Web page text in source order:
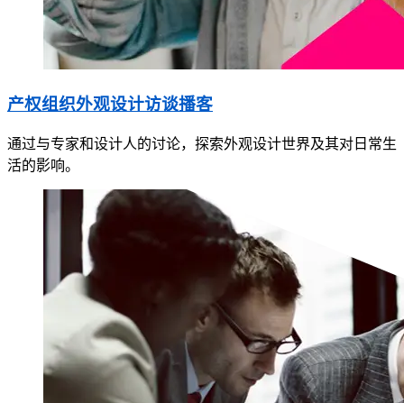
产权组织外观设计访谈播客
通过与专家和设计人的讨论，探索外观设计世界及其对日常生
活的影响。